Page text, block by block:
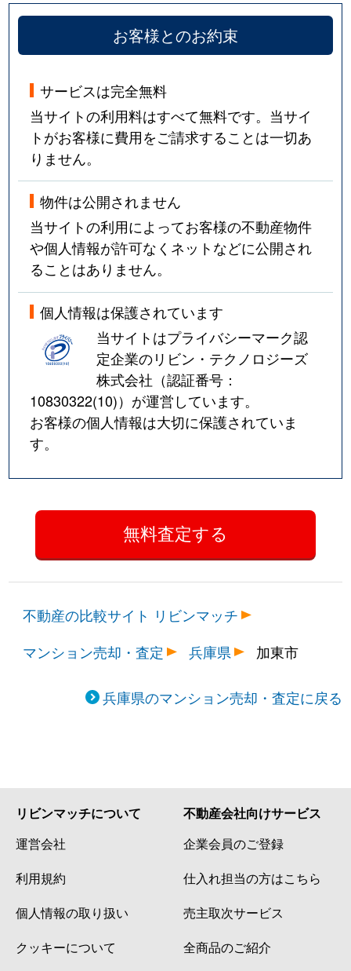
お客様とのお約束
サービスは完全無料
当サイトの利用料はすべて無料です。当サイ
トがお客様に費用をご請求することは一切あ
りません。
物件は公開されません
当サイトの利用によってお客様の不動産物件
や個人情報が許可なくネットなどに公開され
ることはありません。
個人情報は保護されています
当サイトはプライバシーマーク認
定企業のリビン・テクノロジーズ
株式会社（認証番号：
10830322(10)）が運営しています。
お客様の個人情報は大切に保護されていま
す。
不動産の比較サイト リビンマッチ
マンション売却・査定
兵庫県 加東市
兵庫県のマンション売却・査定に戻る
リビンマッチについて
運営会社
利用規約
個人情報の取り扱い
クッキーについて
不動産会社向けサービス
企業会員のご登録
仕入れ担当の方はこちら
売主取次サービス
全商品のご紹介